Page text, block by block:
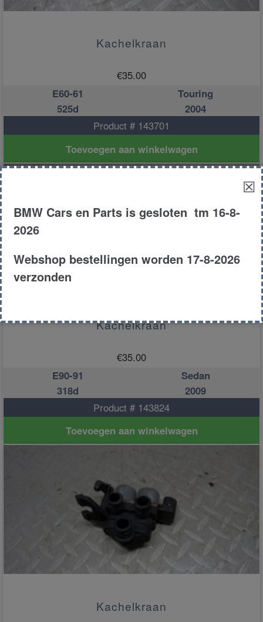
Kachelkraan
€35.00
E60-61
Touring
525d
2004
Product # 143701
Toevoegen aan winkelwagen
Kachelkraan
€35.00
E90-91
Sedan
318d
2009
Product # 143824
Toevoegen aan winkelwagen
Kachelkraan
☒
BMW Cars en Parts is gesloten tm 16-8-
2026
Webshop bestellingen worden 17-8-2026
verzonden